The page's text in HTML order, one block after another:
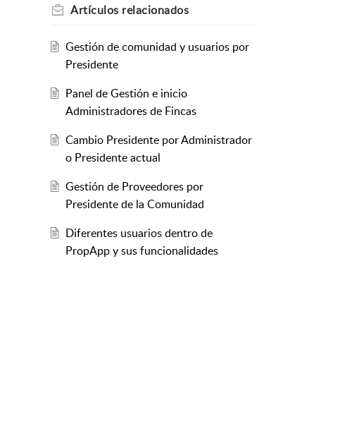
Artículos relacionados
Gestión de comunidad y usuarios por
Presidente
Panel de Gestión e inicio
Administradores de Fincas
Cambio Presidente por Administrador
o Presidente actual
Gestión de Proveedores por
Presidente de la Comunidad
Diferentes usuarios dentro de
PropApp y sus funcionalidades